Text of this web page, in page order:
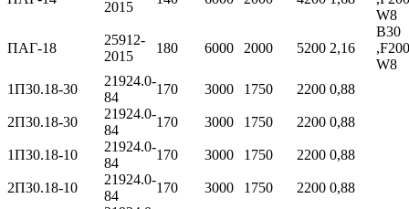
2015
W8
ПАГ-18
25912-
2015
180 6000 2000 5200 2,16
В30
W8
1П30.18-30
21924.0-
84
170 3000 1750 2200 0,88
2П30.18-30
21924.0-
84
170 3000 1750 2200 0,88
1П30.18-10
21924.0-
84
170 3000 1750 2200 0,88
2П30.18-10
21924.0-
84
170 3000 1750 2200 0,88